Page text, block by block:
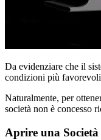
Da evidenziare che il
condizioni più
Naturalmente, per
società non è concesso
Aprire una